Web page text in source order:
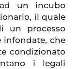
un incubo
il quale
un processo
infondate, che
condizionato
i legali